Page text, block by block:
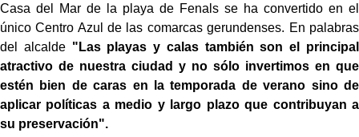
Casa del Mar de la playa de Fenals se ha convertido en el
único Centro Azul de las comarcas gerundenses. En palabras
del alcalde "Las playas y calas también son el principal
atractivo de nuestra ciudad y no sólo invertimos en que
estén bien de caras en la temporada de verano sino de
aplicar políticas a medio y largo plazo que contribuyan a
su preservación".